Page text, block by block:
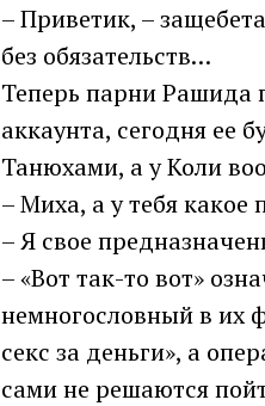
– Приветик, –
без обязательств…
Теперь парни Рашида
аккаунта, сегодня ее
Танюхами, а у Коли
– Миха, а у тебя какое
– Я свое
– «Вот так-то вот»
немногословный в их
секс за деньги», а
сами не решаются